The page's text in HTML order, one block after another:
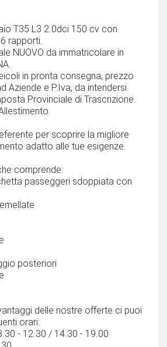
T35 L3 2.0dci 150 cv con
rapporti.
NUOVO da immatricolare in
in pronta consegna, prezzo
Aziende e P.Iva, da intendersi
Provinciale di Trascrizione.
per scoprire la migliore
adatto alle tue esigenze.
comprende:
passeggeri sdoppiata con
posteriori
delle nostre offerte ci puoi
orari:
- 12.30 / 14.30 - 19.00